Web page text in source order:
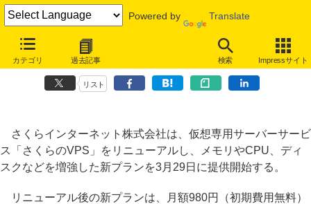
Powered by Translate
カテゴリ 過去記事 検索 Impressサイト
「さくらのVPS」がリニューアル、1Gプランが月額980円、2Gプラン
が月額1480円に
リスト
さくらインターネット株式会社は、仮想専用サーバーサービ
ス「さくらのVPS」をリニューアルし、メモリやCPU、ディ
スクなどを増強した新プランを3月29日に提供開始する。
リニューアル後の新プランは、月額980円（初期費用無料）